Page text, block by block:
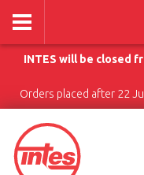
INTES will be closed
Orders placed after 22